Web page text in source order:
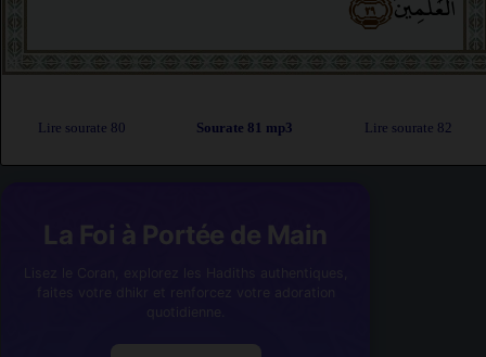
ٱلْعَٰلَمِينَ﴿٢٩﴾
Lire sourate 80 Sourate 81 mp3 Lire sourate 82
La Foi à Portée de Main